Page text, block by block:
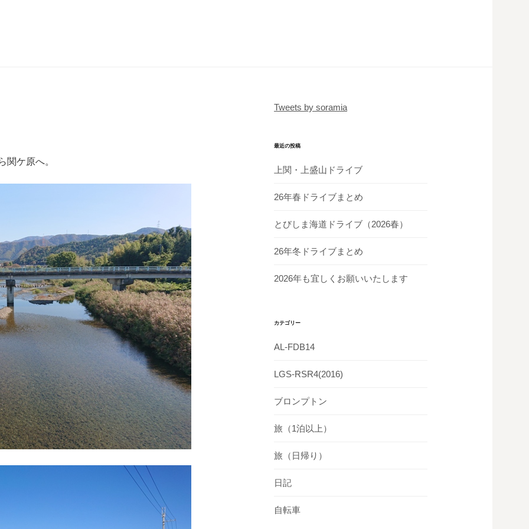
関ケ原へ。
Tweets by soramia
最近の投稿
上関・上盛山ドライブ
26年春ドライブまとめ
とびしま海道ドライブ（2026春）
26年冬ドライブまとめ
2026年も宜しくお願いいたします
カテゴリー
AL-FDB14
LGS-RSR4(2016)
ブロンプトン
旅（1泊以上）
旅（日帰り）
日記
自転車